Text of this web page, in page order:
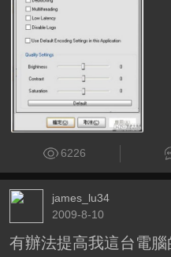
6226
james_lu34
2009-8-10
有辦法提高我這台電